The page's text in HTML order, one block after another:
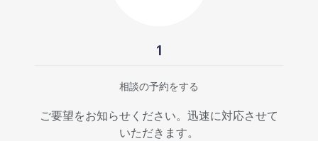
1
相談の予約をする
ご要望をお知らせください。迅速に対応させて
いただきます。